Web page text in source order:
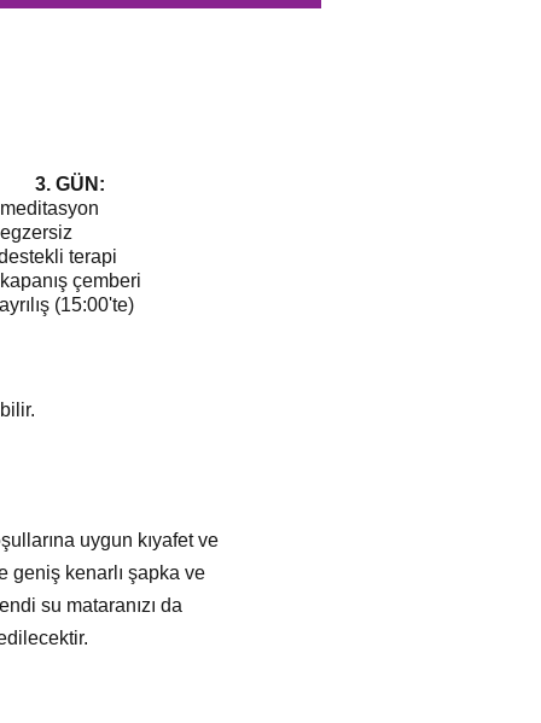
3. GÜN:
terapi
çemberi
(15:00'te)
uygun kıyafet ve
geniş kenarlı şapka ve
su mataranızı da